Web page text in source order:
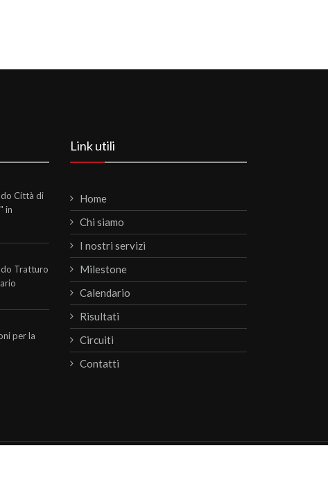
Città di
in
Tratturo
per la
Link utili
Home
Chi siamo
I nostri servizi
Milestone
Calendario
Risultati
Circuiti
Contatti